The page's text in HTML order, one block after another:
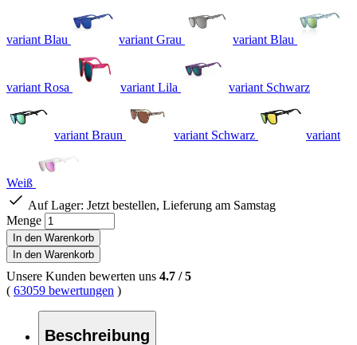
variant Blau variant Grau variant Blau
variant Rosa variant Lila variant Schwarz
variant Braun variant Schwarz variant
Weiß
Auf Lager: Jetzt bestellen, Lieferung am Samstag
Menge
In den Warenkorb
In den Warenkorb
Unsere Kunden bewerten uns 4.7 /5
( 63059 bewertungen )
Beschreibung